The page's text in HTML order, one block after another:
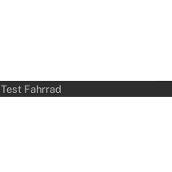
Test Fahrrad